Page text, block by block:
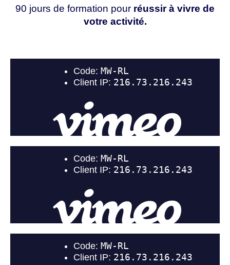
90 jours de formation pour réussir à vivre de
votre activité.